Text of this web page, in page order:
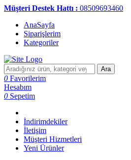
Müşteri Destek Hattı : 08509693460
AnaSayfa
Siparişlerim
Kategoriler
Ara
0 Favorilerim
Hesabım
0 Sepetim
İndirimdekiler
İletişim
Müşteri Hizmetleri
Yeni Ürünler